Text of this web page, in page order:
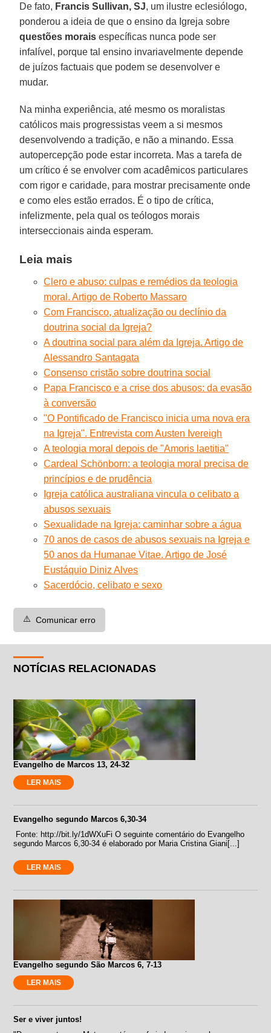
De fato, Francis Sullivan, SJ, um ilustre eclesiólogo,
ponderou a ideia de que o ensino da Igreja sobre
questões morais específicas nunca pode ser
infalível, porque tal ensino invariavelmente depende
de juízos factuais que podem se desenvolver e
mudar.
Na minha experiência, até mesmo os moralistas
católicos mais progressistas veem a si mesmos
desenvolvendo a tradição, e não a minando. Essa
autopercepção pode estar incorreta. Mas a tarefa de
um crítico é se envolver com acadêmicos particulares
com rigor e caridade, para mostrar precisamente onde
e como eles estão errados. É o tipo de crítica,
infelizmente, pela qual os teólogos morais
interseccionais ainda esperam.
Leia mais
Clero e abuso: culpas e remédios da teologia
moral. Artigo de Roberto Massaro
Com Francisco, atualização ou declínio da
doutrina social da Igreja?
A doutrina social para além da Igreja. Artigo de
Alessandro Santagata
Consenso cristão sobre doutrina social
Papa Francisco e a crise dos abusos: da evasão
à conversão
"O Pontificado de Francisco inicia uma nova era
na Igreja". Entrevista com Austen Ivereigh
A teologia moral depois de "Amoris laetitia"
Cardeal Schönborn: a teologia moral precisa de
princípios e de prudência
Igreja católica australiana vincula o celibato a
abusos sexuais
Sexualidade na Igreja: caminhar sobre a água
70 anos de casos de abusos sexuais na Igreja e
50 anos da Humanae Vitae. Artigo de José
Eustáquio Diniz Alves
Sacerdócio, celibato e sexo
⚠️ Comunicar erro
NOTÍCIAS RELACIONADAS
Evangelho de Marcos 13, 24-32
LER MAIS
Evangelho segundo Marcos 6,30-34
Fonte: http://bit.ly/1dWXuFi O seguinte comentário do Evangelho
segundo Marcos 6,30-34 é elaborado por Maria Cristina Giani[...]
LER MAIS
Evangelho segundo São Marcos 6, 7-13
LER MAIS
Ser e viver juntos!